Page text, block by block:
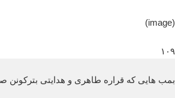
(image)
۱۰۹
بمب هایی که قراره طاهری و هدایتی بترکونن